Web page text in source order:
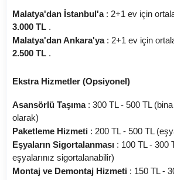
Malatya'dan İstanbul'a: 2+1 ev için
3.000 TL .
Malatya'dan Ankara'ya: 2+1 ev için
2.500 TL .
Ekstra Hizmetler (Opsiyonel)
Asansörlü Taşıma: 300 TL - 500 TL
olarak)
Paketleme Hizmeti : 200 TL - 500 TL
Eşyaların Sigortalanması : 100 TL - 300
eşyalarınız sigortalanabilir)
Montaj ve Demontaj Hizmeti : 150 TL -